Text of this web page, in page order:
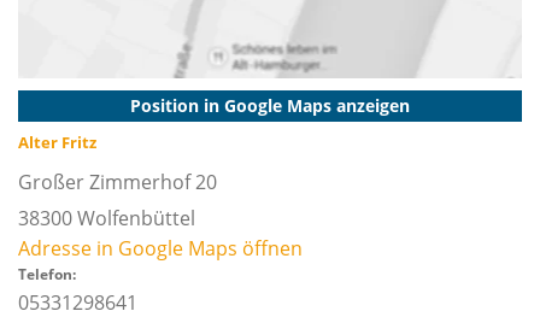
Position in Google Maps anzeigen
Alter Fritz
Großer Zimmerhof 20
38300Wolfenbüttel
Adresse in Google Maps öffnen
Telefon:
05331298641